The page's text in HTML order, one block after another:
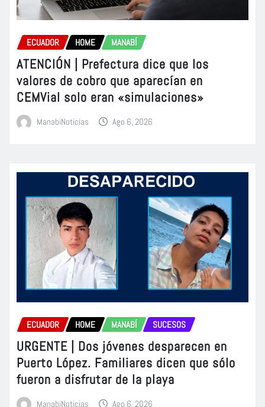
ECUADOR HOME MANABÍ
ATENCIÓN | Prefectura dice que los
valores de cobro que aparecían en
CEMVial solo eran «simulaciones»
ManabiNoticias Ago 6, 2026
ECUADOR HOME MANABÍ SUCESOS
URGENTE | Dos jóvenes desparecen en
Puerto López. Familiares dicen que sólo
fueron a disfrutar de la playa
ManabiNoticias Ago 6, 2026